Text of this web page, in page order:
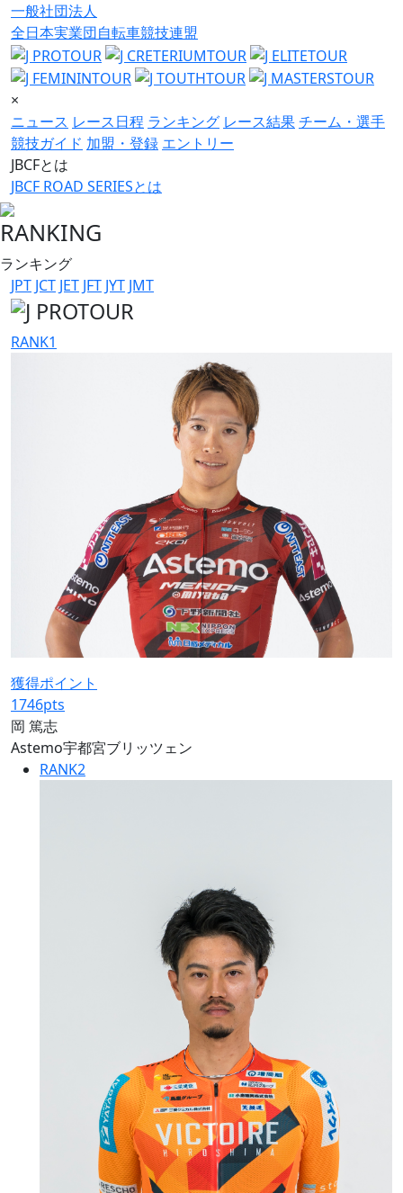
一般社団法人
全日本実業団自転車競技連盟
×
ニュース レース日程 ランキング レース結果チーム・選手
競技ガイド 加盟・登録 エントリー
JBCFとは
JBCF ROAD SERIESとは
RANKING
ランキング
JPT JCT JET JFT JYT JMT
RANK1
獲得ポイント
1746pts
岡 篤志
Astemo宇都宮ブリッツェン
RANK2